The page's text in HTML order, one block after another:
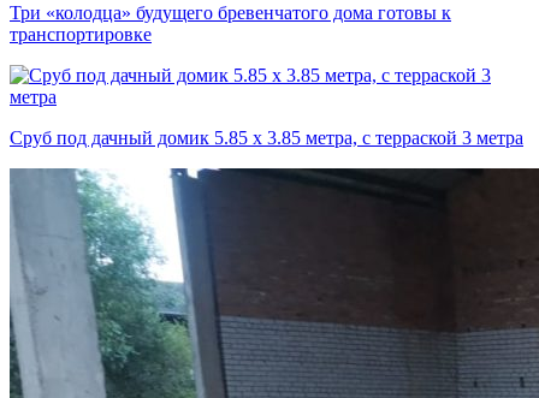
Три «колодца» будущего бревенчатого дома готовы к
транспортировке
Сруб под дачный домик 5.85 х 3.85 метра, с терраской 3 метра